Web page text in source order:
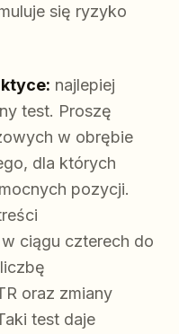
się ryzyko
najlepiej
test. Proszę
w obrębie
dla których
pozycji.
ciągu czterech do
oraz zmiany
test daje